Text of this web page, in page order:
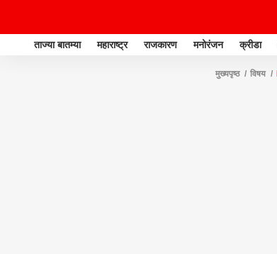
ताज्या बातम्या महाराष्ट्र राजकारण मनोरंजन क्रीडा
मुख्यपृष्ठ विषय